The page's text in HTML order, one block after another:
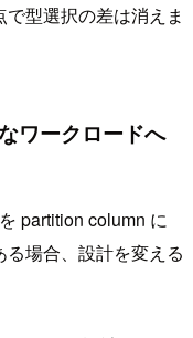
型選択の差は消えま
ワークロードへ
partition column に
場合、設計を変える